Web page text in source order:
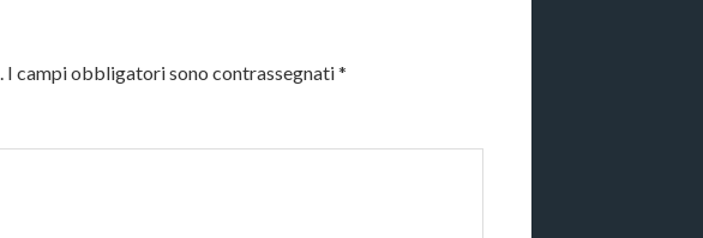
I campi obbligatori sono contrassegnati*